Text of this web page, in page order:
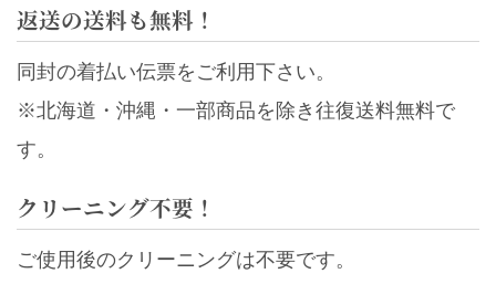
返送の送料も無料！
同封の着払い伝票をご利用下さい。
※北海道・沖縄・一部商品を除き往復送料無料で
す。
クリーニング不要！
ご使用後のクリーニングは不要です。